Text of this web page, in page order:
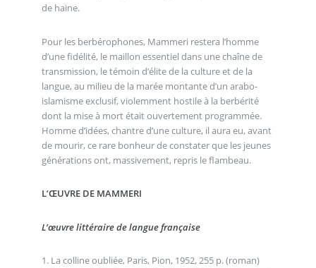
de haine.
Pour les berbérophones, Mammeri restera l’homme
d’une fidélité, le maillon essentiel dans une chaîne de
transmission, le témoin d’élite de la culture et de la
langue, au milieu de la marée montante d’un arabo-
islamisme exclusif, violemment hostile à la berbérité
dont la mise à mort était ouvertement programmée.
Homme d’idées, chantre d’une culture, il aura eu, avant
de mourir, ce rare bonheur de constater que les jeunes
générations ont, massivement, repris le flambeau.
L’ŒUVRE DE MAMMERI
L’œuvre littéraire de langue française
1. La colline oubliée, Paris, Pion, 1952, 255 p. (roman)